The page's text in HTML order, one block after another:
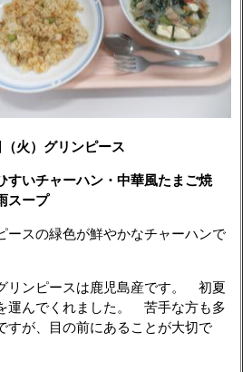
火）グリンピース
すいチャーハン・中華風たまご焼
スープ
ースの緑色が鮮やかなチャーハンで
リンピースは鹿児島産です。 初夏
運んでくれました。 苦手な方も多
すが、目の前にあることが大切で